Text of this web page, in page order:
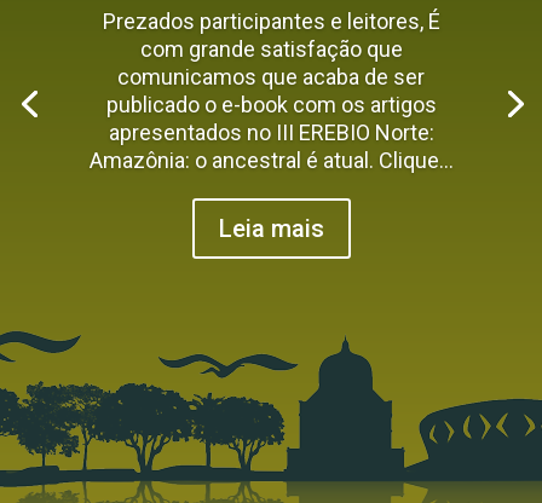
Prezados participantes e leitores, É
com grande satisfação que
comunicamos que acaba de ser
publicado o e-book com os artigos
apresentados no III EREBIO Norte:
Amazônia: o ancestral é atual. Clique...
Leia mais